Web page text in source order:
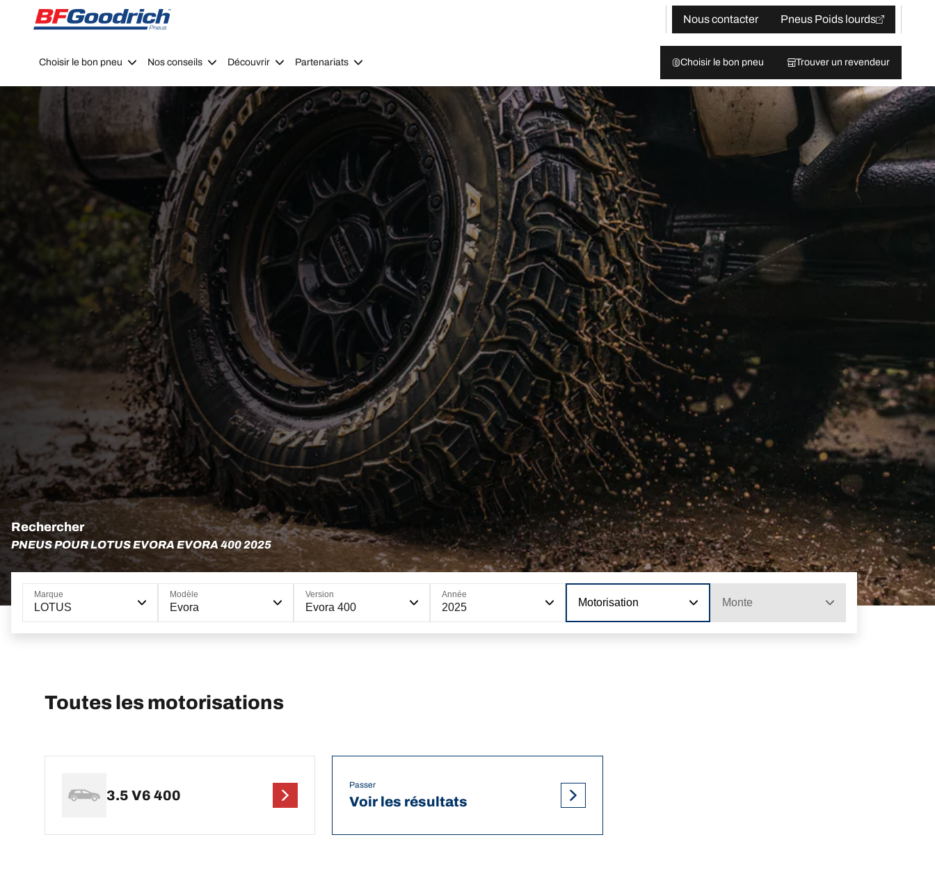
Go to page content
Go to page navigation
Nous contacter
Pneus Poids lourds
Choisir le bon pneu Nos conseils Découvrir Partenariats Choisir le bon pneu Trouver un revendeur
Rechercher
PNEUS POUR LOTUS EVORA EVORA 400 2025
Marque
LOTUS
Modèle
Evora
Version
Evora 400
Année
2025 Motorisation Monte
Toutes les motorisations
3.5 V6 400
Passer
Voir les résultats